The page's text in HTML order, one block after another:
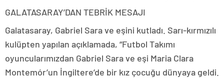
GALATASARAY’DAN TEBRİK MESAJI
Galatasaray, Gabriel Sara ve eşini kutladı. Sarı-kırmızılı
kulüpten yapılan açıklamada, “Futbol Takımı
oyuncularımızdan Gabriel Sara ve eşi Maria Clara
Montemór’un İngiltere’de bir kız çocuğu dünyaya geldi.